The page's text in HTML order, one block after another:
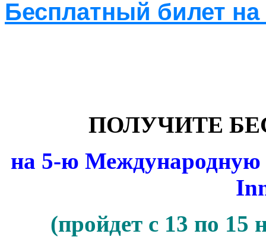
Бесплатный билет
ПОЛУЧИТЕ
на 5-ю Международную
(пройдет с 13 по 15